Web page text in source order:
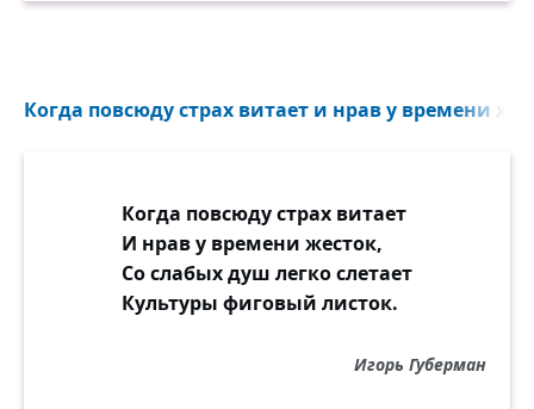
Когда повсюду страх витает и нрав у времени
Когда повсюду страх витает
И нрав у времени жесток,
Со слабых душ легко слетает
Культуры фиговый листок.
Игорь Губерман